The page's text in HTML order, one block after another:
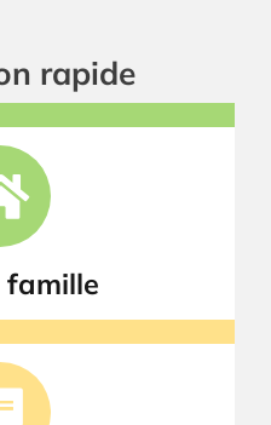
rapide
famille